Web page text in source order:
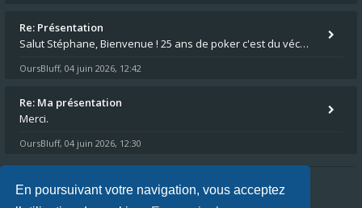
En poursuivant votre navigation, vous acceptez
Re: Présentation
Salut Stéphane, Bienvenue ! 25 ans de poker c'est du vécu quand même. Moi je suis relativementnouveau (2018) mais j'ai a
OursBluff, 04 juin 2026, 12:42
Re: Ma présentation
Merci.
OursBluff, 04 juin 2026, 12:30